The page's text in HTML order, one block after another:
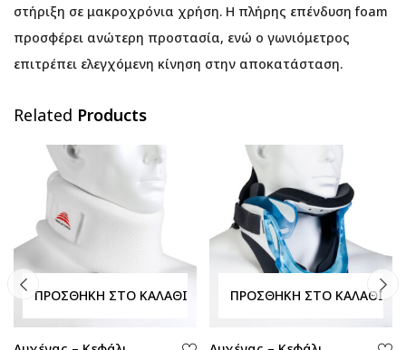
στήριξη σε μακροχρόνια χρήση. Η πλήρης επένδυση foam
προσφέρει ανώτερη προστασία, ενώ ο γωνιόμετρος
επιτρέπει ελεγχόμενη κίνηση στην αποκατάσταση.
Related Products
ΠΡΟΣΘΉΚΗ ΣΤΟ ΚΑΛΆΘΙ ΠΡΟΣΘΉΚΗ ΣΤΟ ΚΑΛΆΘΙ